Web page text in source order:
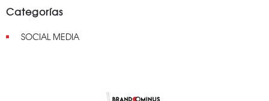
Categorías
SOCIAL MEDIA